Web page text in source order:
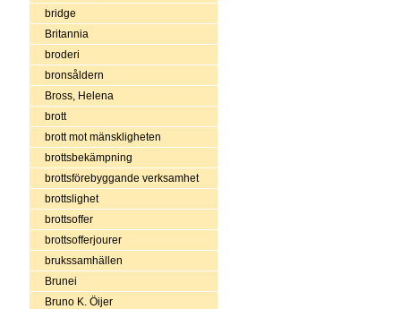
bridge
Britannia
broderi
bronsåldern
Bross, Helena
brott
brott mot mänskligheten
brottsbekämpning
brottsförebyggande verksamhet
brottslighet
brottsoffer
brottsofferjourer
brukssamhällen
Brunei
Bruno K. Öijer